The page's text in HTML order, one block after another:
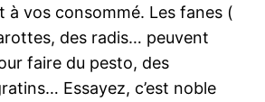
à vos consommé. Les fanes (
des radis… peuvent
faire du pesto, des
Essayez, c’est noble